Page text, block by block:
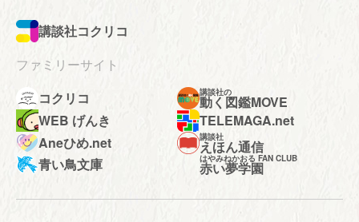
講談社コクリコ
ファミリーサイト
コクリコ
講談社の
動く図鑑MOVE
WEB げんき
TELEMAGA.net
Aneひめ.net
講談社
えほん通信
青い鳥文庫
はやみねかおる FAN CLUB
赤い夢学園